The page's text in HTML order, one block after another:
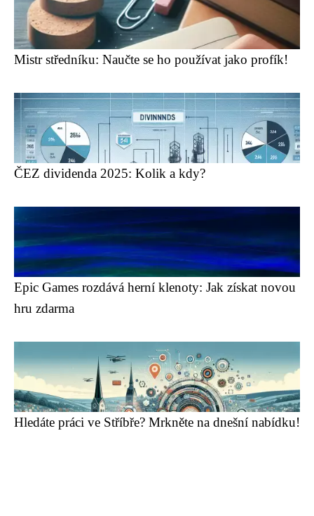
Mistr středníku: Naučte se ho používat jako profík!
ČEZ dividenda 2025: Kolik a kdy?
Epic Games rozdává herní klenoty: Jak získat novou
hru zdarma
Hledáte práci ve Stříbře? Mrkněte na dnešní nabídku!